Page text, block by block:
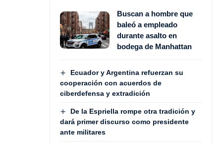
Buscan a hombre que
baleó a empleado
durante asalto en
bodega de Manhattan
Ecuador y Argentina refuerzan su
cooperación con acuerdos de
ciberdefensa y extradición
De la Espriella rompe otra tradición y
dará primer discurso como presidente
ante militares